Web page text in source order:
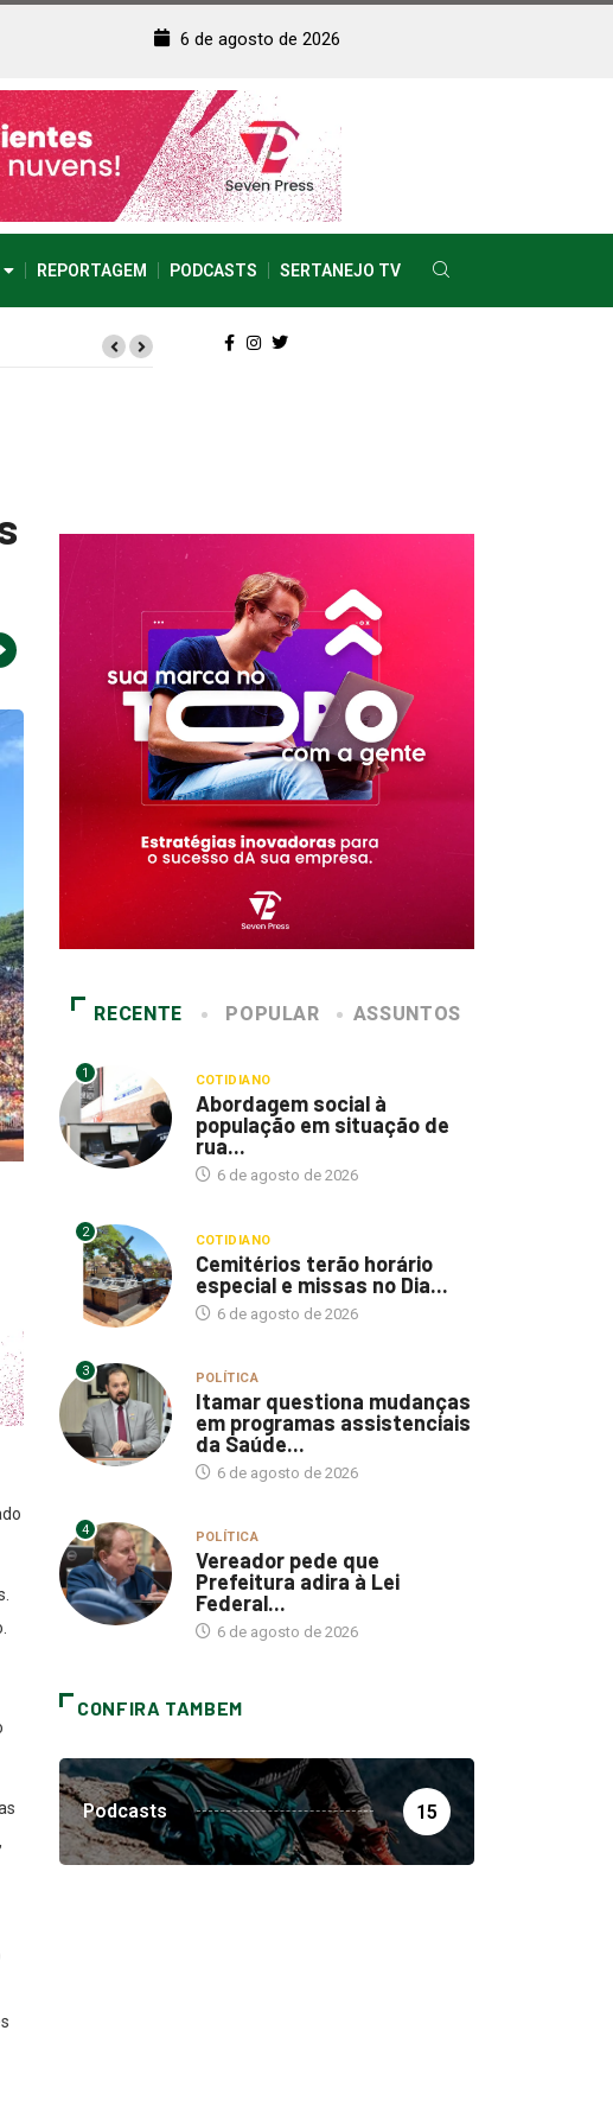
6 de agosto de 2026
REPORTAGEM PODCASTS SERTANEJO TV
RECENTE POPULAR ASSUNTOS
1 COTIDIANO
Abordagem social à
população em situação de
rua...
6 de agosto de 2026
2 COTIDIANO
Cemitérios terão horário
especial e missas no Dia...
6 de agosto de 2026
3 POLÍTICA
Itamar questiona mudanças
em programas assistenciais
da Saúde...
6 de agosto de 2026
4 POLÍTICA
Vereador pede que
Prefeitura adira à Lei
Federal...
6 de agosto de 2026
CONFIRA TAMBEM
Podcasts 15